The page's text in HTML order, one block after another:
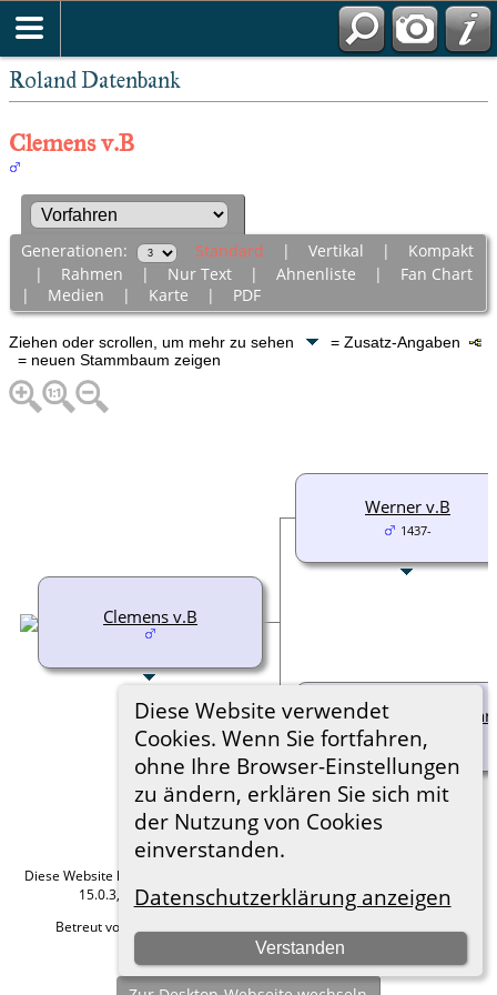
Roland Datenbank
Diese Website verwendet
Cookies. Wenn Sie fortfahren,
ohne Ihre Browser-Einstellungen
zu ändern, erklären Sie sich mit
der Nutzung von Cookies
einverstanden.
Datenschutzerklärung anzeigen
Verstanden
Clemens v.B
Generationen: Standard | Vertikal | Kompakt
| Rahmen | Nur Text| Ahnenliste | Fan Chart
| Medien | Karte | PDF
Ziehen oder scrollen, um mehr zu sehen
= Zusatz-Angaben
= neuen Stammbaum zeigen
Clemens v.B
Werner v.B
1437-
Anna Adelheid v.Rohr
1456-1508
Diese Website läuft mit
15.0.3, programmiert von Darrin Lythgoe © 2001-2026.
Betreut von
Hier geht es zum Impressum